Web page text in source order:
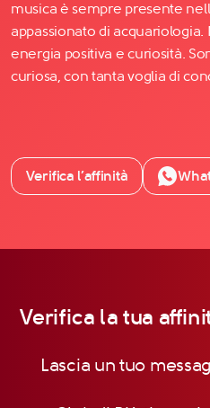
musica è sempre presente
appassionato di
energia positiva e curiosità.
curiosa, con tanta voglia di
Verifica l’affinità
Verifica la tua
Lascia un tuo